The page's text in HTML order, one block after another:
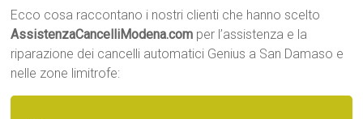
Ecco cosa raccontano i nostri clienti che hanno scelto
AssistenzaCancelliModena.com per l’assistenza e la
riparazione dei cancelli automatici Genius a San Damaso e
nelle zone limitrofe: